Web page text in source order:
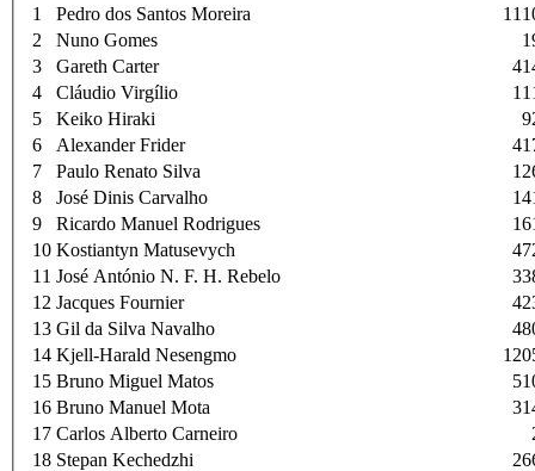
1
Pedro dos Santos Moreira
2
Nuno Gomes
3
Gareth Carter
4
Cláudio Virgílio
5
Keiko Hiraki
6
Alexander Frider
7
Paulo Renato Silva
8
José Dinis Carvalho
9
Ricardo Manuel Rodrigues
10 Kostiantyn Matusevych
11 José António N. F. H. Rebelo
12 Jacques Fournier
13 Gil da Silva Navalho
14 Kjell-Harald Nesengmo
15 Bruno Miguel Matos
16 Bruno Manuel Mota
17 Carlos Alberto Carneiro
18 Stepan Kechedzhi